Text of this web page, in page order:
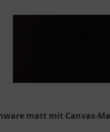
matt mit Canvas-